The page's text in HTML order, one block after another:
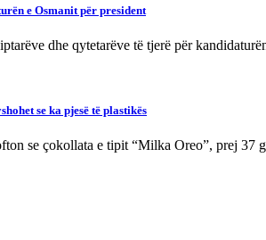
e Osmanit për president
dhe qytetarëve të tjerë për
se ka pjesë të plastikës
se çokollata e tipit “Milka Oreo”, prej 37